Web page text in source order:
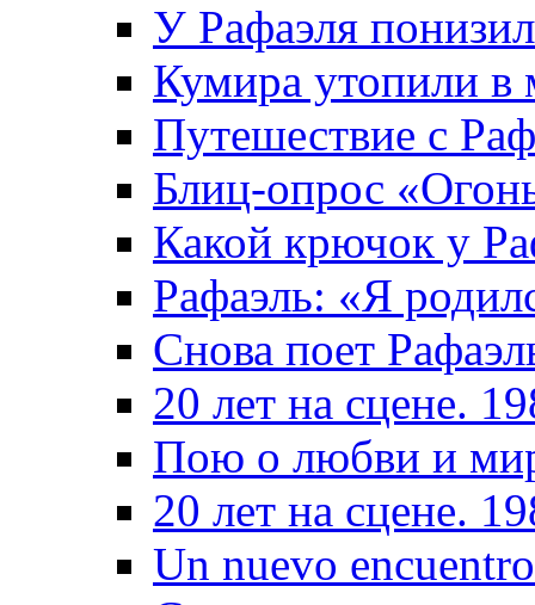
У Рафаэля
Кумира утопили в
Путешествие с
Блиц-опрос
Какой крючок у
Рафаэль: «Я
Снова поет
20 лет на сцене.
Пою о любви и
20 лет на сцене.
Un nuevo